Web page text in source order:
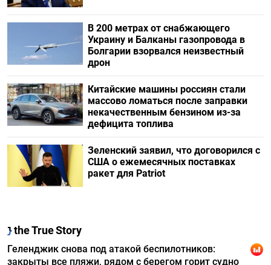
В 200 метрах от снабжающего
Украину и Балканы газопровода в
Болгарии взорвался неизвестный
дрон
Китайские машины россиян стали
массово ломаться после заправки
некачественным бензином из-за
дефицита топлива
Зеленский заявил, что договорился с
США о ежемесячных поставках
ракет для Patriot